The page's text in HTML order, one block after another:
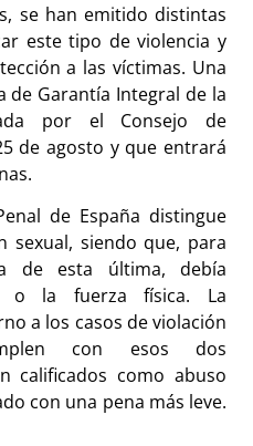
se han emitido distintas
este tipo de violencia y
a las víctimas. Una
de Garantía Integral de la
por el Consejo de
de agosto y que entrará
de España distingue
sexual, siendo que, para
de esta última, debía
o la fuerza física. La
a los casos de violación
con esos dos
calificados como abuso
con una pena más leve.